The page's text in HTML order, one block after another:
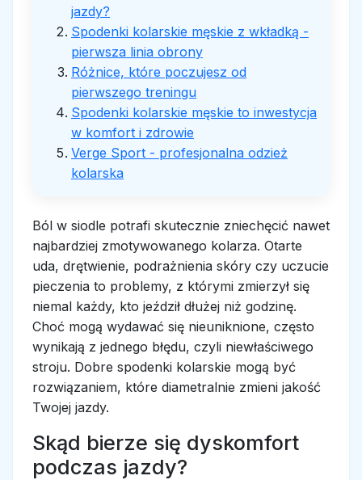
jazdy?
Spodenki kolarskie męskie z wkładką -
pierwsza linia obrony
Różnice, które poczujesz od
pierwszego treningu
Spodenki kolarskie męskie to inwestycja
w komfort i zdrowie
Verge Sport - profesjonalna odzież
kolarska
Ból w siodle potrafi skutecznie zniechęcić nawet
najbardziej zmotywowanego kolarza. Otarte
uda, drętwienie, podrażnienia skóry czy uczucie
pieczenia to problemy, z którymi zmierzył się
niemal każdy, kto jeździł dłużej niż godzinę.
Choć mogą wydawać się nieuniknione, często
wynikają z jednego błędu, czyli niewłaściwego
stroju. Dobre spodenki kolarskie mogą być
rozwiązaniem, które diametralnie zmieni jakość
Twojej jazdy.
Skąd bierze się dyskomfort
podczas jazdy?